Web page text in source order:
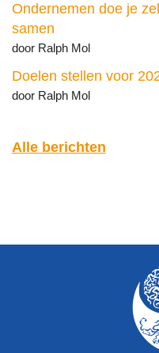
Ondernemen doe je
samen
door Ralph Mol
Doelen stellen voor
door Ralph Mol
Alle berichten